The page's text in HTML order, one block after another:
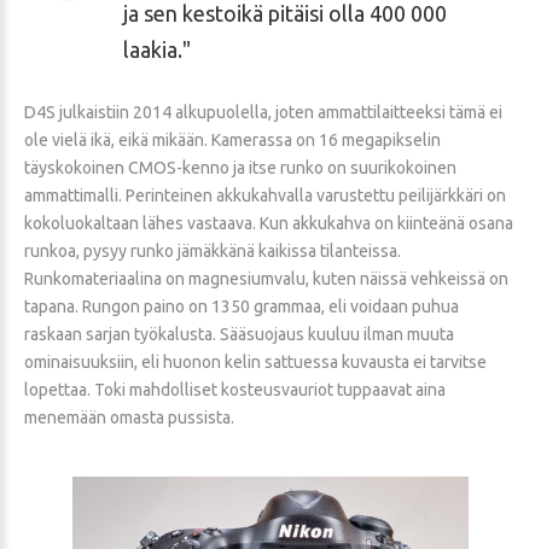
ja sen kestoikä pitäisi olla 400 000
laakia.
D4S julkaistiin 2014 alkupuolella, joten ammattilaitteeksi tämä ei
ole vielä ikä, eikä mikään. Kamerassa on 16 megapikselin
täyskokoinen CMOS-kenno ja itse runko on suurikokoinen
ammattimalli. Perinteinen akkukahvalla varustettu peilijärkkäri on
kokoluokaltaan lähes vastaava. Kun akkukahva on kiinteänä osana
runkoa, pysyy runko jämäkkänä kaikissa tilanteissa.
Runkomateriaalina on magnesiumvalu, kuten näissä vehkeissä on
tapana. Rungon paino on 1350 grammaa, eli voidaan puhua
raskaan sarjan työkalusta. Sääsuojaus kuuluu ilman muuta
ominaisuuksiin, eli huonon kelin sattuessa kuvausta ei tarvitse
lopettaa. Toki mahdolliset kosteusvauriot tuppaavat aina
menemään omasta pussista.